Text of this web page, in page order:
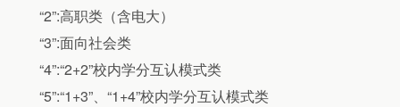
“2”:高职类（含电大）
“3”:面向社会类
“4”:“2+2”校内学分互认模式类
“5”:“1+3”、“1+4”校内学分互认模式类